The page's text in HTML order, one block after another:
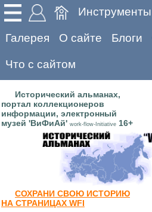
Инструменты
Галерея О сайте Блоги
Что с сайтом
Исторический альманах,
портал коллекционеров
информации, электронный
музей 'ВиФиАй' work-flow-Initiative 16+
СОХРАНИ СВОЮ ИСТОРИЮ
НА СТРАНИЦАХ WFI